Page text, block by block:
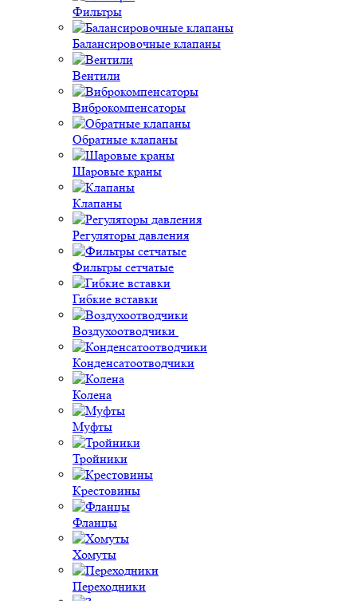
Фильтры
Балансировочные клапаны
Вентили
Виброкомпенсаторы
Обратные клапаны
Шаровые краны
Клапаны
Регуляторы давления
Фильтры сетчатые
Гибкие вставки
Воздухоотводчики
Конденсатоотводчики
Колена
Муфты
Тройники
Крестовины
Фланцы
Хомуты
Переходники